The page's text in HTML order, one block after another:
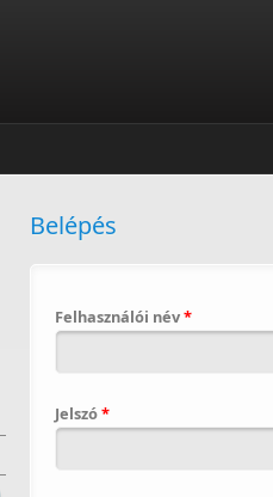
Belépés
Felhasználói név*
Jelszó*